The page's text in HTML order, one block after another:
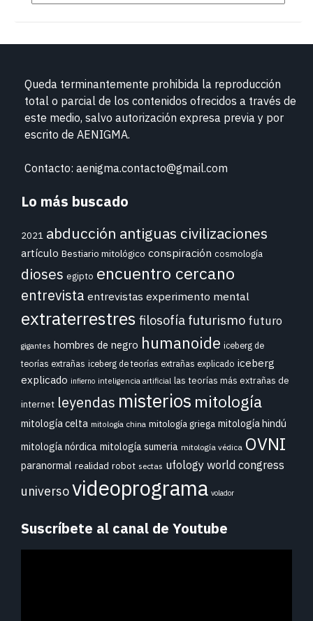
Queda terminantemente prohibida la reproducción
total o parcial de los contenidos ofrecidos a través de
este medio, salvo autorización expresa previa y por
escrito de AENIGMA.
Contacto: aenigma.contacto@gmail.com
Lo más buscado
2021 abducción antiguas civilizaciones
artículo Bestiario mitológico conspiración cosmología
dioses egipto encuentro cercano
entrevista entrevistas experimento mental
extraterrestres filosofía futurismo futuro
gigantes hombres de negro humanoide iceberg de
teorías extrañas iceberg de teorías extrañas explicado iceberg
explicado infierno inteligencia artificial las teorías más extrañas de
internet leyendas misterios mitología
mitología celta mitología china mitología griega mitología hindú
mitología nórdica mitología sumeria mitología védica OVNI
paranormal realidad robot sectas ufology world congress
universovideoprograma volador
Suscríbete al canal de Youtube